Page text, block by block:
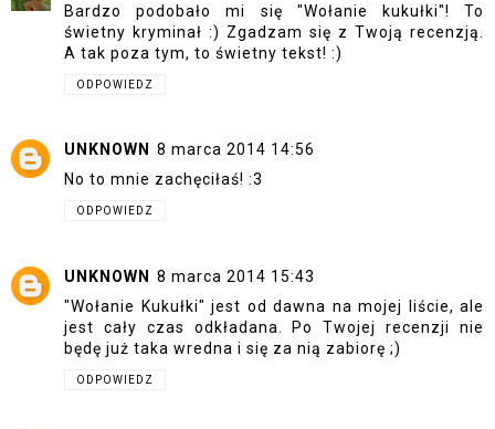
Bardzo podobało mi się "Wołanie kukułki"! To
świetny kryminał :) Zgadzam się z Twoją recenzją.
A tak poza tym, to świetny tekst! :)
ODPOWIEDZ
UNKNOWN
8 marca 2014 14:56
No to mnie zachęciłaś! :3
ODPOWIEDZ
UNKNOWN
8 marca 2014 15:43
"Wołanie Kukułki" jest od dawna na mojej liście, ale
jest cały czas odkładana. Po Twojej recenzji nie
będę już taka wredna i się za nią zabiorę ;)
ODPOWIEDZ